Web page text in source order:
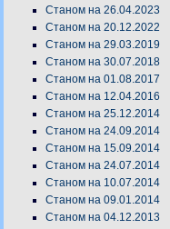
Станом на 26.04.2023
Станом на 20.12.2022
Станом на 29.03.2019
Станом на 30.07.2018
Станом на 01.08.2017
Станом на 12.04.2016
Станом на 25.12.2014
Станом на 24.09.2014
Станом на 15.09.2014
Станом на 24.07.2014
Станом на 10.07.2014
Станом на 09.01.2014
Станом на 04.12.2013